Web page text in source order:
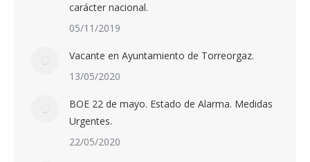
carácter nacional.
05/11/2019
Vacante en Ayuntamiento de Torreorgaz.
13/05/2020
BOE 22 de mayo. Estado de Alarma. Medidas
Urgentes.
22/05/2020